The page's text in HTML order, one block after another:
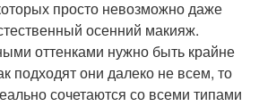
просто невозможно даже
осенний макияж.
оттенками нужно быть крайне
подходят они далеко не всем, то
сочетаются со всеми типами